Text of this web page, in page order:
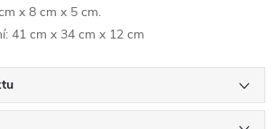
x 8 cm x 5 cm.
41 cm x 34 cm x 12 cm